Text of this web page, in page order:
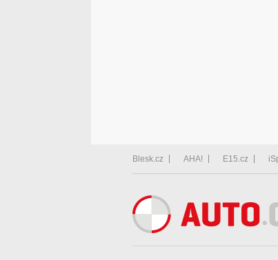
Blesk.cz AHA! E15.cz